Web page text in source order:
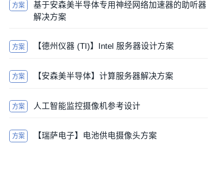
方案
基于安森美半导体专用神经网络加速器的助听器
解决方案
方案 【德州仪器 (TI)】Intel 服务器设计方案
方案 【安森美半导体】计算服务器解决方案
方案 人工智能监控摄像机参考设计
方案 【瑞萨电子】电池供电摄像头方案